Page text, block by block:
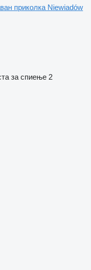
приколка Niewiadów
за спиење 2